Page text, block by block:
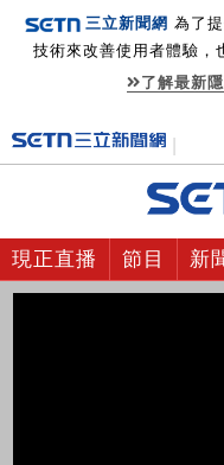
三立新聞網 為了
技術來改善使用者體驗，
了解最新
現正直播 節目 新